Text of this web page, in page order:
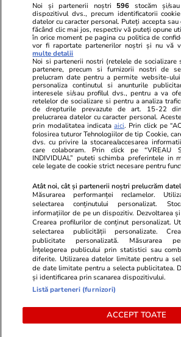
Ringier România
Libertatea pentru
Unica.ro
Program TV
Avantaje
ELLE
Gazeta Sporturilor
Stiri mondene
Calculator sarcina
Ajută Copiii
Pariază responsabil! Decizia ONJN
Jocurile de noroc sunt
© 2026 Ringier Romania. Toate
Actualizare preferințe
Noi și partenerii noștri 596 stocăm și/
dispozitivul dvs., precum identificatorii
datelor cu caracter personal. Puteți accepta
făcând clic mai jos, respectiv vă puteți opune
în orice moment pe pagina cu politica de
vor fi raportate partenerilor noștri și nu vă
multe detalii
Noi si partenerii nostri (retelele de
partenere, precum si furnizorii nostri de
prelucram date pentru a permite website-
personaliza continutul si anunturile
interesele si/sau profilul dvs., pentru a va
retelelor de socializare si pentru a analiza
de drepturile prevazute de art. 15-22
prelucrarea datelor cu caracter personal.
prin modalitatea indicataaici. Prin click pe
folosirea tuturor Tehnologiilor de tip Cookie,
dvs. cu privire la stocarea/accesarea
care colaboram. Prin click pe “VREAU
INDIVIDUAL” puteti schimba preferintele in
cele legate de cookie strict necesare pentru
Atât noi, cât și partenerii noștri prelucrăm
Măsurarea performanței reclamelor.
selectarea conținutului personalizat.
informațiilor de pe un dispozitiv. Dezvoltarea
Crearea profilurilor de conținut personalizat.
selectarea publicității personalizate.
publicitate personalizată. Măsurarea
Înțelegerea publicului prin statistici sau
diferite. Utilizarea datelor limitate pentru a
de date limitate pentru a selecta publicitatea.
și identificarea prin scanarea dispozitivului.
Listă parteneri (furnizori)
ACCEPT TOATE